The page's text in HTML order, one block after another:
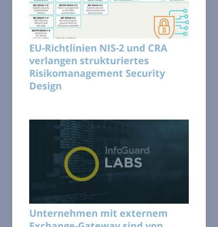
EU-Richtlinien NIS-2 und CRA
verlangen strukturiertes
Risikomanagement Security
Design
Unternehmen mit externem